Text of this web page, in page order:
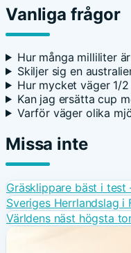
Vanliga frågor
Hur många milliliter
Skiljer sig en
Hur mycket väger 1/
Kan jag ersätta cup
Varför väger olika
Missa inte
Gräsklippare bäst i test
Sveriges Herrlandslag
Världens näst högsta